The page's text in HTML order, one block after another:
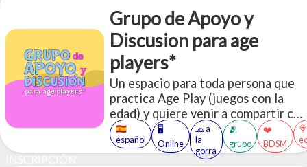
Grupo de Apoyo y
Discusion para age
players*
Un espacio para toda persona que
practica Age Play (juegos con la
edad) y quiere venir a compartir con
otres sobre estas vivencias.
🇪🇸
español
🖥️
Online
🧢 a
la
gorra
🫂
grupo
❤️
BDSM
INSCRIPCIÓN